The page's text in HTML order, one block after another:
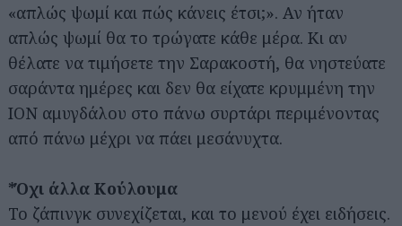
«απλώς ψωμί και πώς κάνεις έτσι;». Αν ήταν
απλώς ψωμί θα το τρώγατε κάθε μέρα. Κι αν
θέλατε να τιμήσετε την Σαρακοστή, θα νηστεύατε
σαράντα ημέρες και δεν θα είχατε κρυμμένη την
ΙΟΝ αμυγδάλου στο πάνω συρτάρι περιμένοντας
από πάνω μέχρι να πάει μεσάνυχτα.
*Όχι άλλα Κούλουμα
Το ζάπινγκ συνεχίζεται, και το μενού έχει ειδήσεις.